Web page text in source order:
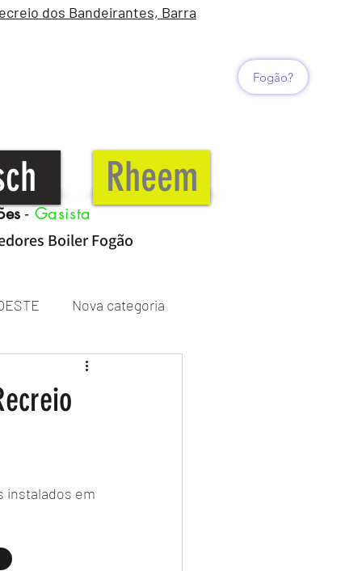
dos Bandeirantes, Barra
Fogão?
Rheem
-Gasista
Boiler Fogão
Nova categoria
instalados em